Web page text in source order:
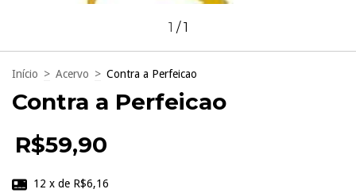
1 /1
Início > Acervo > Contra a Perfeicao
Contra a Perfeicao
R$59,90
12 x de R$6,16